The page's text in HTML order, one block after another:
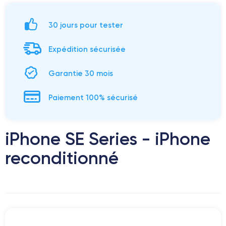
30 jours pour tester
Expédition sécurisée
Garantie 30 mois
Paiement 100% sécurisé
iPhone SE Series - iPhone
reconditionné